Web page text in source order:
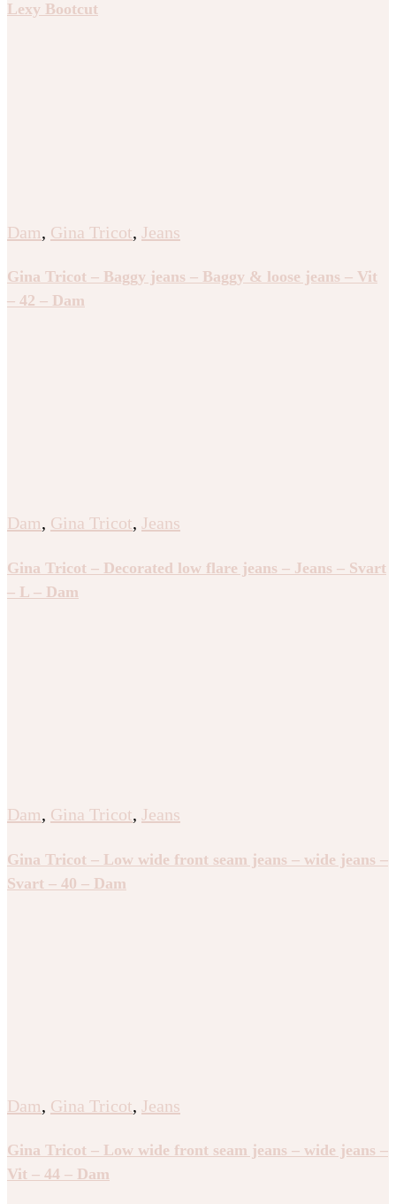
Lexy Bootcut
Dam, Gina Tricot, Jeans
Gina Tricot – Baggy jeans – Baggy & loose jeans – Vit
– 42 – Dam
Dam, Gina Tricot, Jeans
Gina Tricot – Decorated low flare jeans – Jeans – Svart
– L – Dam
Dam, Gina Tricot, Jeans
Gina Tricot – Low wide front seam jeans – wide jeans –
Svart – 40 – Dam
Dam, Gina Tricot, Jeans
Gina Tricot – Low wide front seam jeans – wide jeans –
Vit – 44 – Dam